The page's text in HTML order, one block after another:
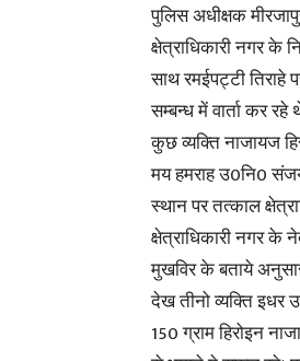
पुलिस अधीक्षक
क्षेत्राधिकारी नगर के
साथ रमईपट्टी तिराहे
सम्बन्ध में वार्ता कर
कुछ व्यक्ति नाजायज
मय हमराह उ0नि0
स्थान पर तत्काल
क्षेत्राधिकारी नगर
मुखविर के बताये
देख तीनो व्यक्ति
150 ग्राम हिरोइन